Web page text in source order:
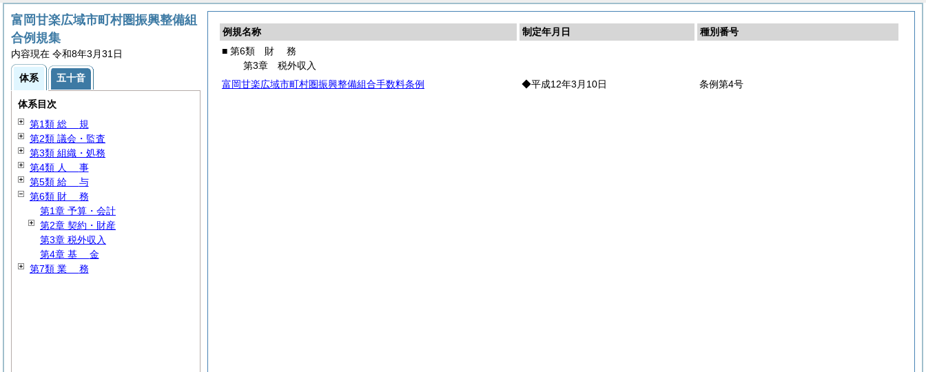
例規名称 制定年月日
種別番号
■ 第6類 財 務
第3章 税外収入
富岡甘楽広域市町村圏振興整備組合手数料条例
◆平成12年3月10日 条例第4号
富岡甘楽広域市町村圏振興整備組
合例規集
内容現在 令和8年3月31日
体系 五十音
体系目次
第1類 総 規
第2類 議会・監査
第3類 組織・処務
第4類 人 事
第5類 給 与
第6類 財 務
第1章 予算・会計
第2章 契約・財産
第3章 税外収入
第4章 基 金
第7類 業 務